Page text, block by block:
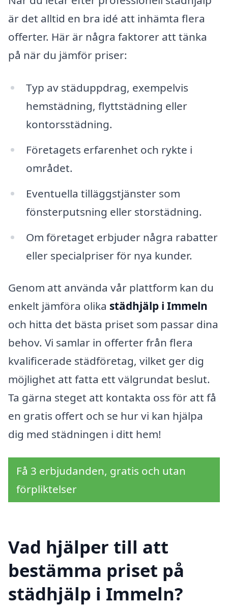
är det alltid en bra idé att inhämta flera
offerter. Här är några faktorer att tänka
på när du jämför priser:
Typ av städuppdrag, exempelvis
hemstädning, flyttstädning eller
kontorsstädning.
Företagets erfarenhet och rykte i
området.
Eventuella tilläggstjänster som
fönsterputsning eller storstädning.
Om företaget erbjuder några rabatter
eller specialpriser för nya kunder.
Genom att använda vår plattform kan du
enkelt jämföra olika städhjälp i Immeln
och hitta det bästa priset som passar dina
behov. Vi samlar in offerter från flera
kvalificerade städföretag, vilket ger dig
möjlighet att fatta ett välgrundat beslut.
Ta gärna steget att kontakta oss för att få
en gratis offert och se hur vi kan hjälpa
dig med städningen i ditt hem!
Få 3 erbjudanden, gratis och utan
förpliktelser
Vad hjälper till att
bestämma priset på
städhjälp i Immeln?